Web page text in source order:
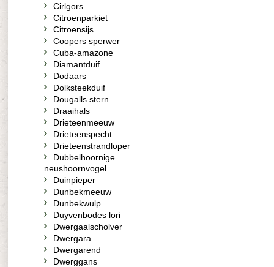
Cirlgors
Citroenparkiet
Citroensijs
Coopers sperwer
Cuba-amazone
Diamantduif
Dodaars
Dolksteekduif
Dougalls stern
Draaihals
Drieteenmeeuw
Drieteenspecht
Drieteenstrandloper
Dubbelhoornige
neushoornvogel
Duinpieper
Dunbekmeeuw
Dunbekwulp
Duyvenbodes lori
Dwergaalscholver
Dwergara
Dwergarend
Dwerggans